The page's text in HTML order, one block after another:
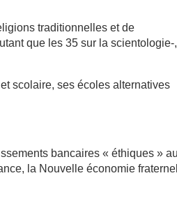
traditionnelles et de
que les 35 sur la scientologie-,
scolaire, ses écoles alternatives
bancaires « éthiques » au
la Nouvelle économie